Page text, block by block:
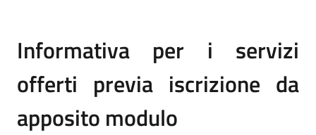
Informativa per i servizi
offerti previa iscrizione da
apposito modulo